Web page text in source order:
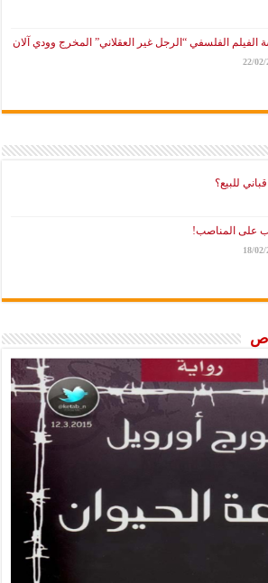
الفيلم الفلسفي “الرجل غير العقلاني” المخرج وودي آلان
22/02/
للبيع؟
على المناصب!
18/02/